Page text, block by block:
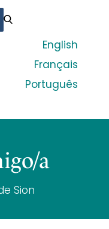
English
Français
Português
a
Sion